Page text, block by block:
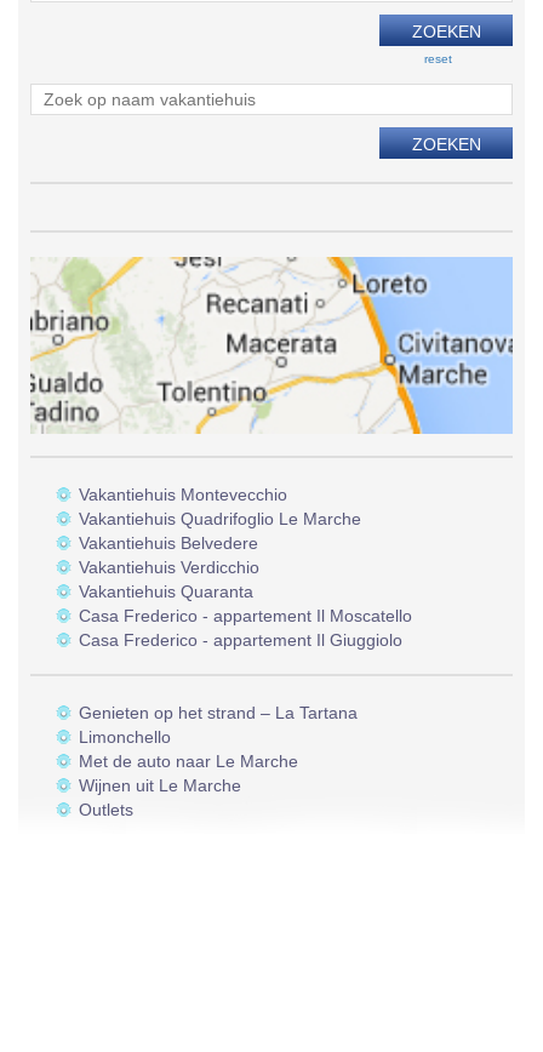
reset
Vakantiehuis Montevecchio
Vakantiehuis Quadrifoglio Le Marche
Vakantiehuis Belvedere
Vakantiehuis Verdicchio
Vakantiehuis Quaranta
Casa Frederico - appartement Il Moscatello
Casa Frederico - appartement Il Giuggiolo
Genieten op het strand – La Tartana
Limonchello
Met de auto naar Le Marche
Wijnen uit Le Marche
Outlets